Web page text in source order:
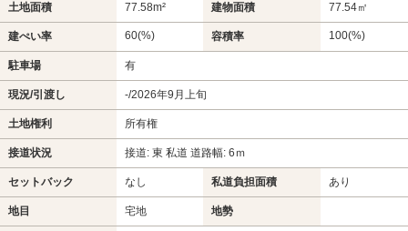
土地面積 77.58m² 建物面積 77.54㎡
建ぺい率 60(%) 容積率 100(%)
駐車場 有
現況/引渡し -/2026年9月上旬
土地権利 所有権
接道状況 接道: 東 私道 道路幅: 6ｍ
セットバック なし 私道負担面積 あり
地目 宅地 地勢